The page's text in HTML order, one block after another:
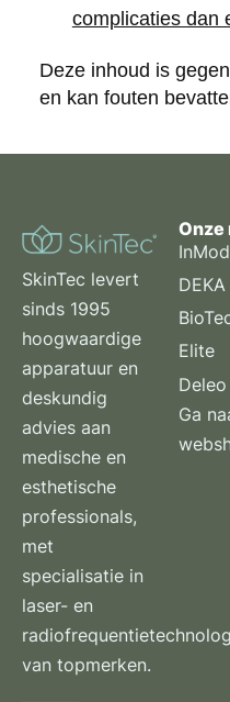
complicaties dan
Deze inhoud is
en kan fouten
SkinTec levert
sinds 1995
hoogwaardige
apparatuur en
deskundig
advies aan
medische en
esthetische
professionals,
met
specialisatie in
laser- en
van topmerken.
Onze
DEKA
Elite
Deleo
Ga